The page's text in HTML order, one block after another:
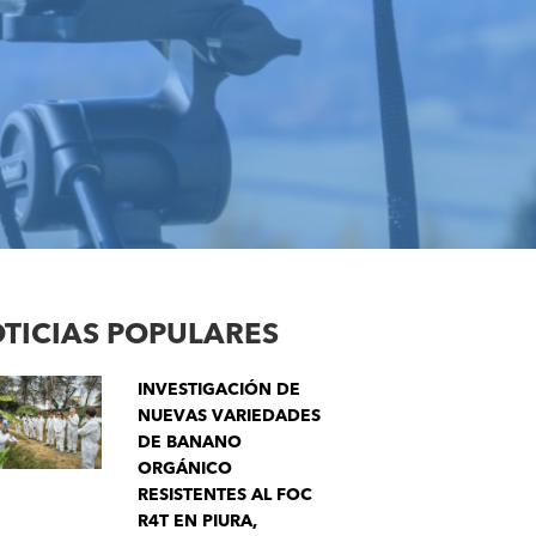
POPULARES
INVESTIGACIÓN DE
NUEVAS VARIEDADES
DE BANANO
ORGÁNICO
RESISTENTES AL FOC
R4T EN PIURA,